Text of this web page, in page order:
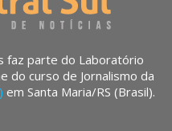
faz parte do Laboratório
do curso de Jornalismo da
em Santa Maria/RS (Brasil).